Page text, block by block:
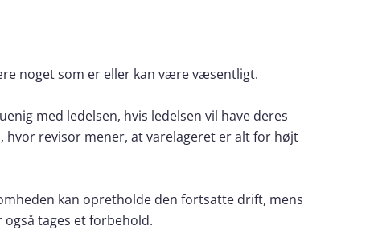
noget som er eller kan være væsentligt.
med ledelsen, hvis ledelsen vil have deres
revisor mener, at varelageret er alt for højt
kan opretholde den fortsatte drift, mens
tages et forbehold.